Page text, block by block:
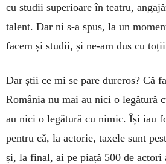
cu studii superioare în teatru,
talent. Dar ni s-a spus, la un
facem și studii, și ne-am dus cu
Dar știi ce mi se pare dureros? Că
România nu mai au nici o legătură
au nici o legătură cu nimic. Își iau
pentru că, la actorie, taxele sunt
și, la final, ai pe piață 500 de actori